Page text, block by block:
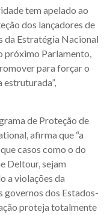
tem apelado ao
dos lançadores de
da Estratégia Nacional
próximo Parlamento,
para forçar o
de Proteção de
afirma que “a
casos como o do
Deltour, sejam
a violações da
governos dos Estados-
proteja totalmente